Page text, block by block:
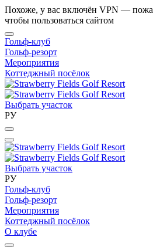
Похоже, у вас включён VPN —
чтобы пользоваться сайтом
Гольф-клуб
Гольф-резорт
Мероприятия
Коттеджный посёлок
Выбрать участок
РУ
Выбрать участок
РУ
Гольф-клуб
Гольф-резорт
Мероприятия
Коттеджный посёлок
О клубе